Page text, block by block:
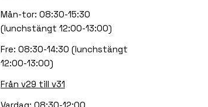
Mån-tor: 08:30-15:30
(lunchstängt 12:00-13:00)
Fre: 08:30-14:30 (lunchstängt
12:00-13:00)
Från v29 till v31